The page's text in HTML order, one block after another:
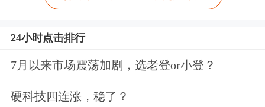
24小时点击排行
7月以来市场震荡加剧，选老登or小登？
硬科技四连涨，稳了？